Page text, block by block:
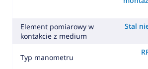
Element pomiarowy w
kontakcie z medium
Stal
Typ manometru